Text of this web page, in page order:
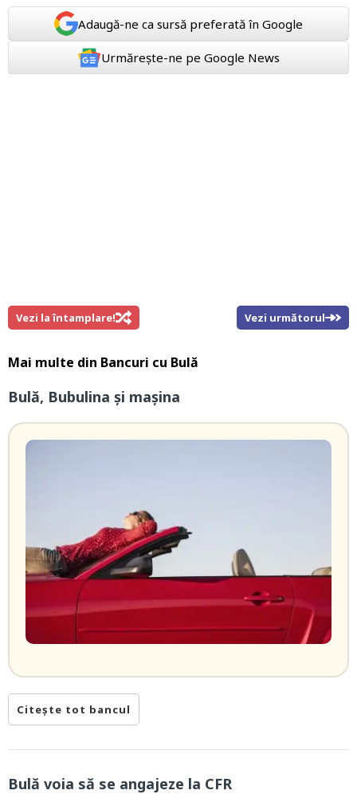
Adaugă-ne ca sursă preferată în Google
Urmărește-ne pe Google News
Vezi la întamplare! Vezi următorul
Mai multe din Bancuri cu Bulă
Bulă, Bubulina și mașina
Citește tot bancul
Bulă voia să se angajeze la CFR